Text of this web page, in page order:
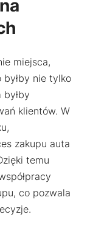
miejsca,
byłby nie tylko
klientów. W
zakupu auta
temu
co pozwala